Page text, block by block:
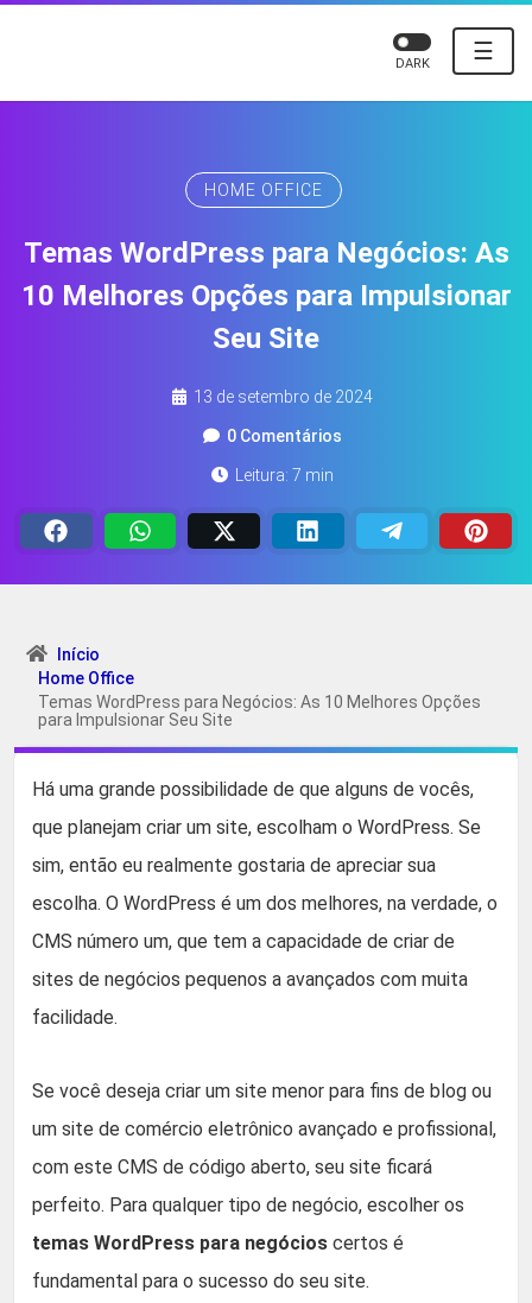
☰
DARK
HOME OFFICE
Temas WordPress para Negócios: As
10 Melhores Opções para Impulsionar
Seu Site
13 de setembro de 2024
0 Comentários
Leitura: 7 min
Início
Home Office
Temas WordPress para Negócios: As 10 Melhores Opções
para Impulsionar Seu Site
Há uma grande possibilidade de que alguns de vocês,
que planejam criar um site, escolham o WordPress. Se
sim, então eu realmente gostaria de apreciar sua
escolha. O WordPress é um dos melhores, na verdade, o
CMS número um, que tem a capacidade de criar de
sites de negócios pequenos a avançados com muita
facilidade.
Se você deseja criar um site menor para fins de blog ou
um site de comércio eletrônico avançado e profissional,
com este CMS de código aberto, seu site ficará
perfeito. Para qualquer tipo de negócio, escolher os
temas WordPress para negócios certos é
fundamental para o sucesso do seu site.